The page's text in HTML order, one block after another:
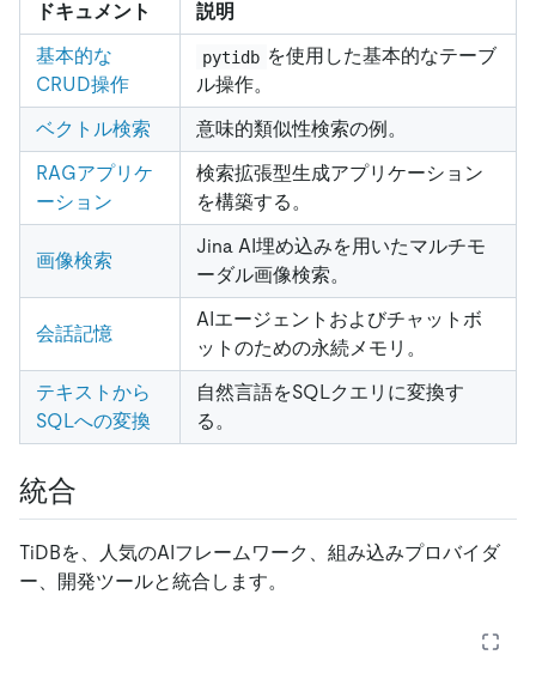
ドキュメント
説明
基本的な
CRUD操作
pytidb を使用した基本的なテーブ
ル操作。
ベクトル検索
意味的類似性検索の例。
RAGアプリケ
ーション
検索拡張型生成アプリケーション
を構築する。
画像検索
Jina AI埋め込みを用いたマルチモ
ーダル画像検索。
会話記憶
AIエージェントおよびチャットボ
ットのための永続メモリ。
テキストから
SQLへの変換
自然言語をSQLクエリに変換す
る。
統合
TiDBを、人気のAIフレームワーク、組み込みプロバイダ
ー、開発ツールと統合します。